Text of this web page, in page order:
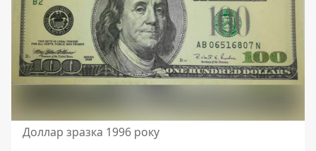
Доллар зразка 1996 року